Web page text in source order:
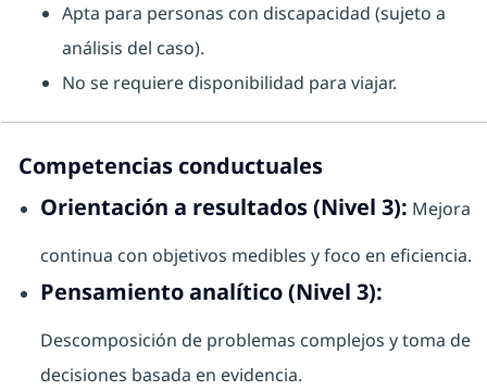
Apta para personas con discapacidad (sujeto a
análisis del caso).
No se requiere disponibilidad para viajar.
Competencias conductuales
Orientación a resultados (Nivel 3): Mejora
continua con objetivos medibles y foco en eficiencia.
Pensamiento analítico (Nivel 3):
Descomposición de problemas complejos y toma de
decisiones basada en evidencia.